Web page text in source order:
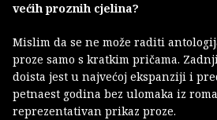
većih proznih cjelina?
Mislim da se ne može raditi
proze samo s kratkim pričama.
doista jest u najvećoj ekspanziji i
petnaest godina bez ulomaka iz
reprezentativan prikaz proze.